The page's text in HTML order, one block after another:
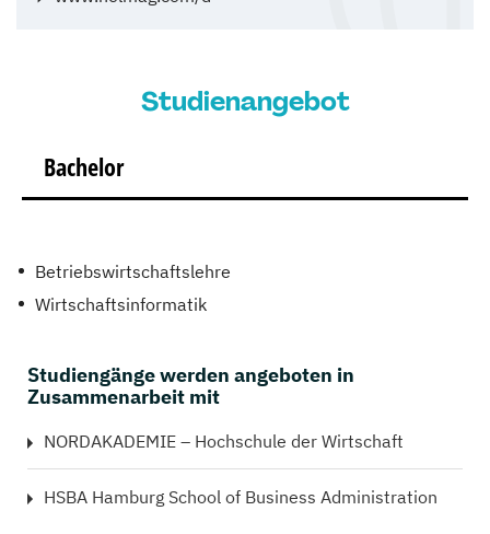
Studienangebot
Bachelor
Betriebswirtschaftslehre
Wirtschaftsinformatik
Studiengänge werden angeboten in
Zusammenarbeit mit
NORDAKADEMIE – Hochschule der Wirtschaft
HSBA Hamburg School of Business Administration